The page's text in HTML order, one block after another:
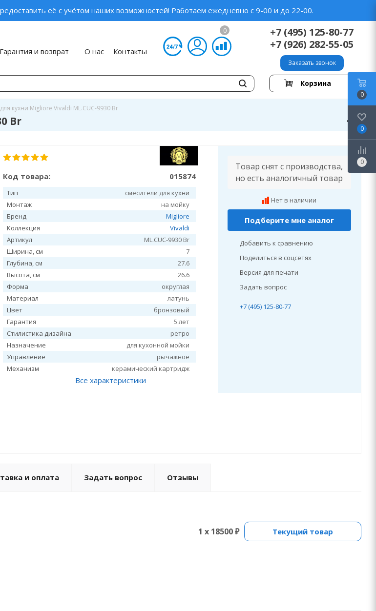
её с учётом наших возможностей! Работаем ежедневно с 9-00 и до 22-00.
Гарантия и возврат О нас Контакты
0
+7 (495) 125-80-77
+7 (926) 282-55-05
Заказать звонок
Корзина
кухни Migliore Vivaldi ML.CUC-9930 Br
Br
Код товара: 015874
Тип
смесители для кухни
Монтаж
на мойку
Бренд
Migliore
Коллекция
Vivaldi
Артикул
ML.CUC-9930 Br
Ширина, см
7
Глубина, см
27.6
Высота, см
26.6
Форма
округлая
Материал
латунь
Цвет
бронзовый
Гарантия
5 лет
Стилистика дизайна
ретро
Назначение
для кухонной мойки
Управление
рычажное
Механизм
керамический картридж
Все характеристики
Товар снят с производства,
но есть аналогичный товар
Нет в наличии
Подберите мне аналог
Добавить к сравнению
Поделиться в соцсетях
Версия для печати
Задать вопрос
+7 (495) 125-80-77
и оплата Задать вопрос Отзывы
1 x 18500 ₽ Текущий товар
0
0
0